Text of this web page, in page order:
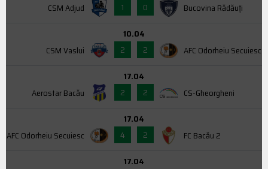
CSM Adjud
1
0 Bucovina Rădăuți
CSM Vaslui
10.04
2
2 AFC Odorheiu Secuiesc
Aerostar Bacău
17.04
2
2 CS-Gheorgheni
AFC Odorheiu Secuiesc
17.04
4
2 FC Bacău 2
17.04